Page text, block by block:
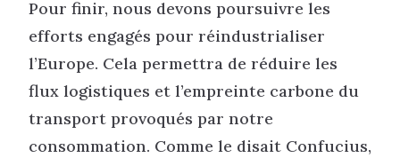
Pour finir, nous devons poursuivre les
efforts engagés pour réindustrialiser
l’Europe. Cela permettra de réduire les
flux logistiques et l’empreinte carbone du
transport provoqués par notre
consommation. Comme le disait Confucius,